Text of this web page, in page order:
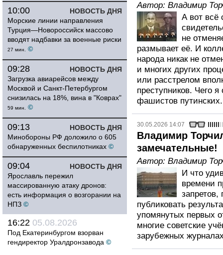
НОВОСТЬ ДНЯ
10:00
Морские линии направления
Турция—Новороссийск массово
вводят надбавки за военные риски
27 мин. ©
НОВОСТЬ ДНЯ
09:28
Загрузка авиарейсов между
Москвой и Санкт-Петербургом
снизилась на 18%, вина в "Коврах"
59 мин. ©
НОВОСТЬ ДНЯ
09:13
Минобороны РФ доложило о 605
обнаруженных беспилотниках ©
НОВОСТЬ ДНЯ
09:04
Ярославль пережил
массированную атаку дронов:
есть информация о возгорании на
НПЗ ©
16:22 05.08.2026
Под Екатеринбургом взорван
гендиректор Уралдронзавода ©
Автор: Владимир
А вот всё
не
размывает её. И
народа никак не
и многих других
или расстрелом
преступников. Чего
фашистов путинских.
30.05.2026 14:07
Владимир
замечательные!
Автор: Владимир
И что
времени
запретов,
публиковать
упомянутых первых
многие советские
зарубежных